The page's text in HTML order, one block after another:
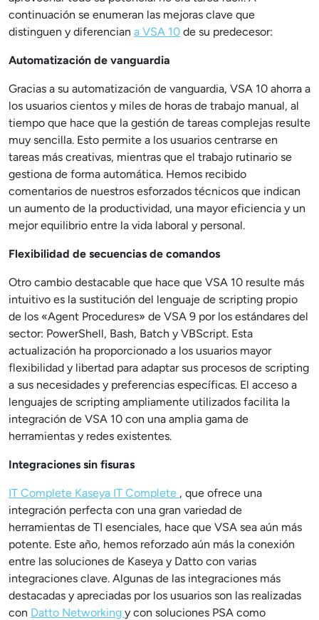
continuación se enumeran las mejoras clave que
distinguen y diferencian a VSA 10 de su predecesor:
Automatización de vanguardia
Gracias a su automatización de vanguardia, VSA 10 ahorra a
los usuarios cientos y miles de horas de trabajo manual, al
tiempo que hace que la gestión de tareas complejas resulte
muy sencilla. Esto permite a los usuarios centrarse en
tareas más creativas, mientras que el trabajo rutinario se
gestiona de forma automática. Hemos recibido
comentarios de nuestros esforzados técnicos que indican
un aumento de la productividad, una mayor eficiencia y un
mejor equilibrio entre la vida laboral y personal.
Flexibilidad de secuencias de comandos
Otro cambio destacable que hace que VSA 10 resulte más
intuitivo es la sustitución del lenguaje de scripting propio
de los «Agent Procedures» de VSA 9 por los estándares del
sector: PowerShell, Bash, Batch y VBScript. Esta
actualización ha proporcionado a los usuarios mayor
flexibilidad y libertad para adaptar sus procesos de scripting
a sus necesidades y preferencias específicas. El acceso a
lenguajes de scripting ampliamente utilizados facilita la
integración de VSA 10 con una amplia gama de
herramientas y redes existentes.
Integraciones sin fisuras
IT Complete Kaseya IT Complete , que ofrece una
integración perfecta con una gran variedad de
herramientas de TI esenciales, hace que VSA sea aún más
potente. Este año, hemos reforzado aún más la conexión
entre las soluciones de Kaseya y Datto con varias
integraciones clave. Algunas de las integraciones más
destacadas y apreciadas por los usuarios son las realizadas
con Datto Networking y con soluciones PSA como